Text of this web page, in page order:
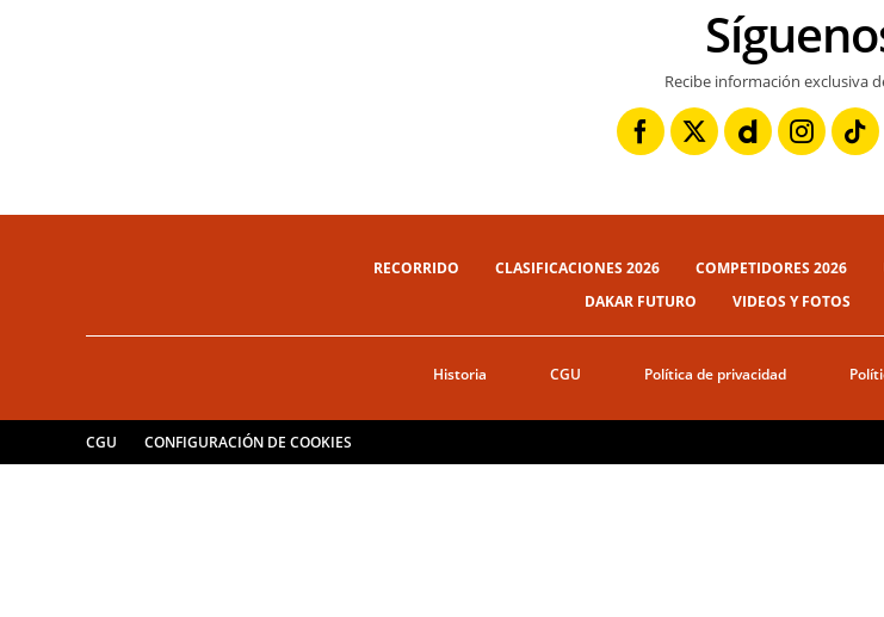
Recibe información exclusiva
RECORRIDO CLASIFICACIONES 2026 COMPETIDORES 2026
DAKAR FUTURO
VIDEOS Y FOTOS
Historia CGU Política de privacidad
CGU CONFIGURACIÓN DE COOKIES